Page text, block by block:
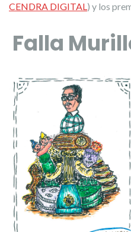
CENDRA DIGITAL) y los
Falla